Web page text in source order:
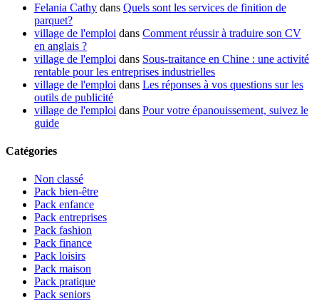
Felania Cathy dans Quels sont les services de finition de
parquet?
village de l'emploi dans Comment réussir à traduire son CV
en anglais ?
village de l'emploi dans Sous-traitance en Chine : une activité
rentable pour les entreprises industrielles
village de l'emploi dans Les réponses à vos questions sur les
outils de publicité
village de l'emploi dans Pour votre épanouissement, suivez le
guide
Catégories
Non classé
Pack bien-être
Pack enfance
Pack entreprises
Pack fashion
Pack finance
Pack loisirs
Pack maison
Pack pratique
Pack seniors